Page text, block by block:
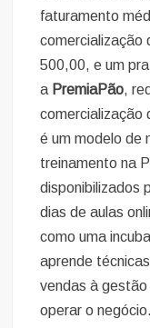
faturamento
comercialização
500,00, e um
a PremiaPão,
comercialização
é um modelo de
treinamento na
disponibilizados
dias de aulas
como uma
aprende
vendas à
operar o negócio.